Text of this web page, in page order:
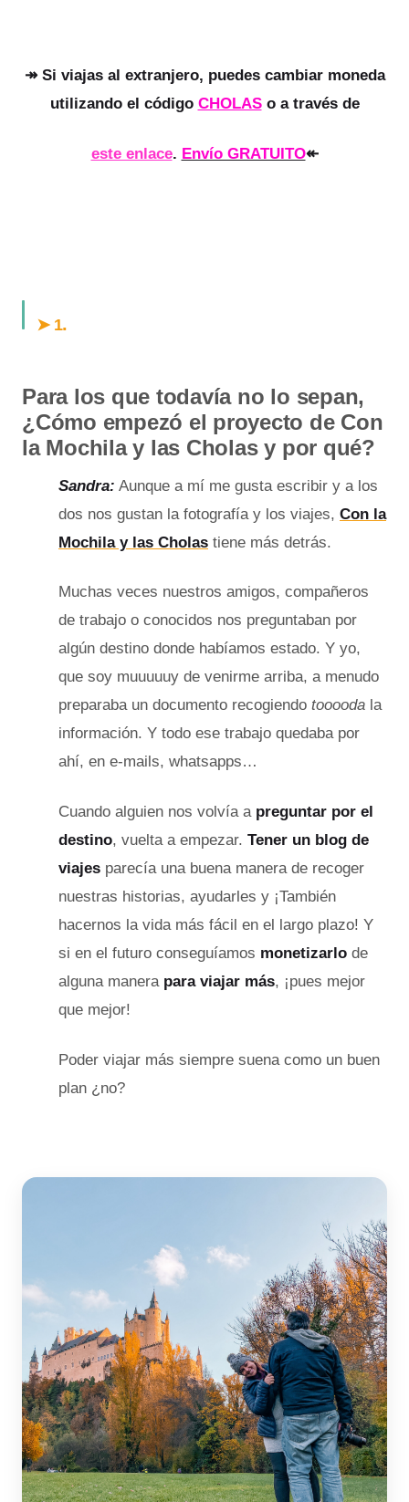
↠ Si viajas al extranjero, puedes cambiar moneda
utilizando el código CHOLAS o a través de
este enlace. Envío GRATUITO↞
➤ 1.
Para los que todavía no lo sepan,
¿Cómo empezó el proyecto de Con
la Mochila y las Cholas y por qué?
Sandra: Aunque a mí me gusta escribir y a los
dos nos gustan la fotografía y los viajes, Con la
Mochila y las Cholas tiene más detrás.
Muchas veces nuestros amigos, compañeros
de trabajo o conocidos nos preguntaban por
algún destino donde habíamos estado. Y yo,
que soy muuuuuy de venirme arriba, a menudo
preparaba un documento recogiendo tooooda la
información. Y todo ese trabajo quedaba por
ahí, en e-mails, whatsapps…
Cuando alguien nos volvía apreguntar por el
destino, vuelta a empezar. Tener un blog de
viajes parecía una buena manera de recoger
nuestras historias, ayudarles y ¡También
hacernos la vida más fácil en el largo plazo! Y
si en el futuro conseguíamos monetizarlo de
alguna manera para viajar más, ¡pues mejor
que mejor!
Poder viajar más siempre suena como un buen
plan ¿no?